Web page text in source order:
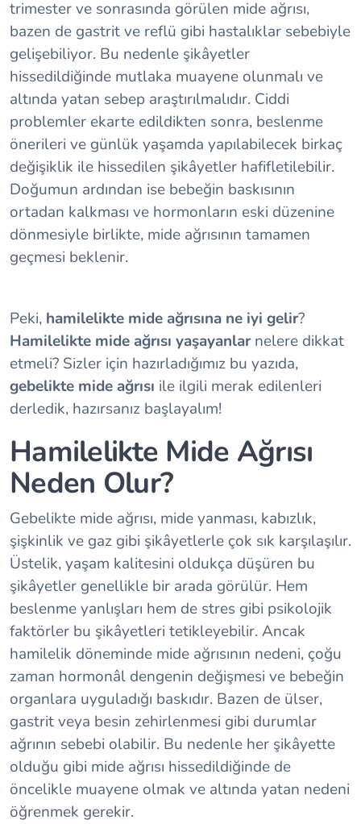
trimester ve sonrasında görülen mide ağrısı,
bazen de gastrit ve reflü gibi hastalıklar sebebiyle
gelişebiliyor. Bu nedenle şikâyetler
hissedildiğinde mutlaka muayene olunmalı ve
altında yatan sebep araştırılmalıdır. Ciddi
problemler ekarte edildikten sonra, beslenme
önerileri ve günlük yaşamda yapılabilecek birkaç
değişiklik ile hissedilen şikâyetler hafifletilebilir.
Doğumun ardından ise bebeğin baskısının
ortadan kalkması ve hormonların eski düzenine
dönmesiyle birlikte, mide ağrısının tamamen
geçmesi beklenir.
Peki, hamilelikte mide ağrısına ne iyi gelir?
Hamilelikte mide ağrısı yaşayanlarnelere dikkat
etmeli? Sizler için hazırladığımız bu yazıda,
gebelikte mide ağrısı ile ilgili merak edilenleri
derledik, hazırsanız başlayalım!
Hamilelikte Mide Ağrısı
Neden Olur?
Gebelikte mide ağrısı, mide yanması, kabızlık,
şişkinlik ve gaz gibi şikâyetlerle çok sık karşılaşılır.
Üstelik, yaşam kalitesini oldukça düşüren bu
şikâyetler genellikle bir arada görülür. Hem
beslenme yanlışları hem de stres gibi psikolojik
faktörler bu şikâyetleri tetikleyebilir. Ancak
hamilelik döneminde mide ağrısının nedeni, çoğu
zaman hormonâl dengenin değişmesi ve bebeğin
organlara uyguladığı baskıdır. Bazen de ülser,
gastrit veya besin zehirlenmesi gibi durumlar
ağrının sebebi olabilir. Bu nedenle her şikâyette
olduğu gibi mide ağrısı hissedildiğinde de
öncelikle muayene olmak ve altında yatan nedeni
öğrenmek gerekir.